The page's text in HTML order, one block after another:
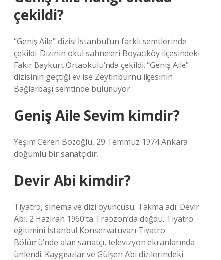
çekildi?
“Geniş Aile” dizisi İstanbul’un farklı semtlerinde
çekildi. Dizinin okul sahneleri Boyacıköy ilçesindeki
Fakir Baykurt Ortaokulu’nda çekildi. “Geniş Aile”
dizisinin geçtiği ev ise Zeytinburnu ilçesinin
Bağlarbaşı semtinde bulunuyor.
Geniş Aile Sevim kimdir?
Yeşim Ceren Bozoğlu, 29 Temmuz 1974 Ankara
doğumlu bir sanatçıdır.
Devir Abi kimdir?
Tiyatro, sinema ve dizi oyuncusu. Takma adı: Devir
Abi. 2 Haziran 1960’ta Trabzon’da doğdu. Tiyatro
eğitimini İstanbul Konservatuvarı Tiyatro
Bölümü’nde alan sanatçı, televizyon ekranlarında
ünlendi. Kaygısızlar ve Gülşen Abi dizilerindeki